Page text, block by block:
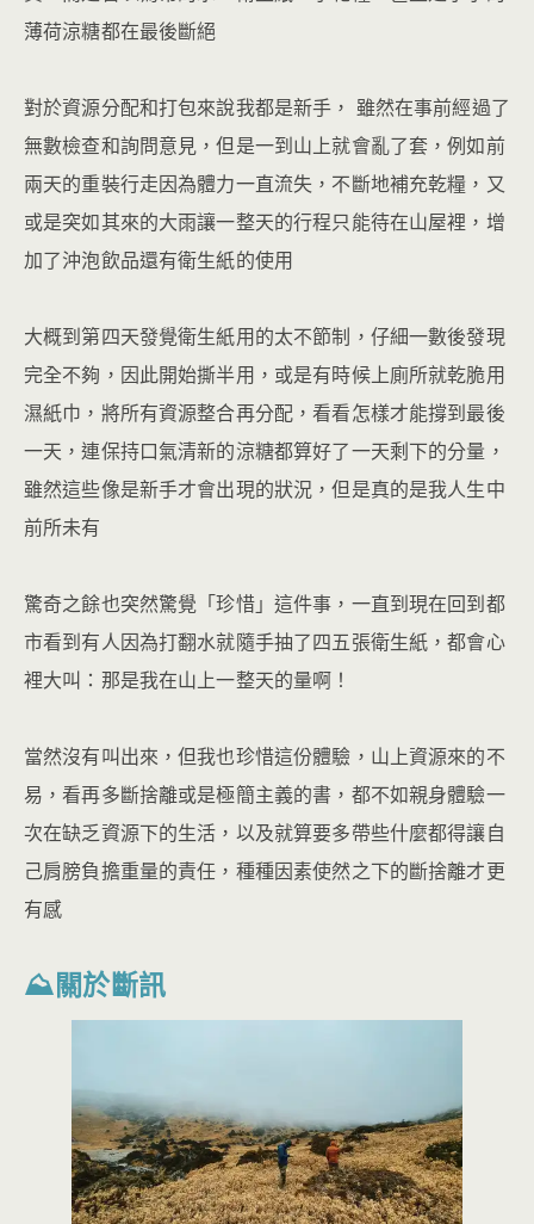
薄荷涼糖都在最後斷絕
對於資源分配和打包來說我都是新手， 雖然在事前經過了
無數檢查和詢問意見，但是一到山上就會亂了套，例如前
兩天的重裝行走因為體力一直流失，不斷地補充乾糧，又
或是突如其來的大雨讓一整天的行程只能待在山屋裡，增
加了沖泡飲品還有衛生紙的使用
大概到第四天發覺衛生紙用的太不節制，仔細一數後發現
完全不夠，因此開始撕半用，或是有時候上廁所就乾脆用
濕紙巾，將所有資源整合再分配，看看怎樣才能撐到最後
一天，連保持口氣清新的涼糖都算好了一天剩下的分量，
雖然這些像是新手才會出現的狀況，但是真的是我人生中
前所未有
驚奇之餘也突然驚覺「珍惜」這件事，一直到現在回到都
市看到有人因為打翻水就隨手抽了四五張衛生紙，都會心
裡大叫：那是我在山上一整天的量啊！
當然沒有叫出來，但我也珍惜這份體驗，山上資源來的不
易，看再多斷捨離或是極簡主義的書，都不如親身體驗一
次在缺乏資源下的生活，以及就算要多帶些什麼都得讓自
己肩膀負擔重量的責任，種種因素使然之下的斷捨離才更
有感
⛰關於斷訊